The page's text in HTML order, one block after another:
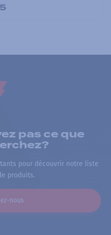
pas ce que
pour découvrir notre liste
produits.
nous